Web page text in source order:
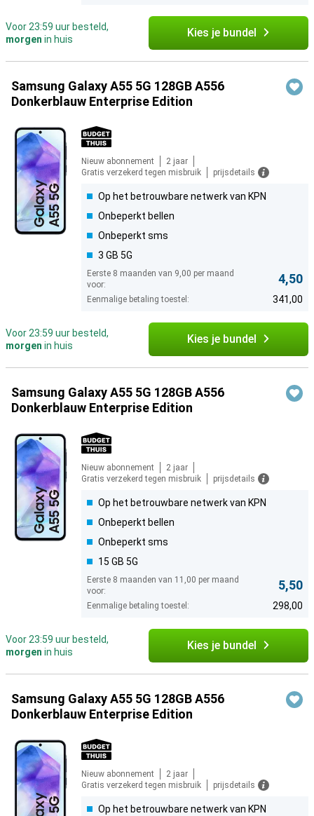
Voor 23:59 uur besteld,
morgen in huis Kies je bundel
Samsung Galaxy A55 5G 128GB A556
Donkerblauw Enterprise Edition
Nieuw abonnement
2 jaar
Gratis verzekerd tegen misbruik
prijsdetails
Op het betrouwbare netwerk van KPN
Onbeperkt bellen
Onbeperkt sms
3 GB 5G
Eerste 8 maanden van 9,00 per maand
voor:
4,50
Eenmalige betaling toestel: 341,00
Voor 23:59 uur besteld,
morgen in huis Kies je bundel
Samsung Galaxy A55 5G 128GB A556
Donkerblauw Enterprise Edition
Nieuw abonnement
2 jaar
Gratis verzekerd tegen misbruik
prijsdetails
Op het betrouwbare netwerk van KPN
Onbeperkt bellen
Onbeperkt sms
15 GB 5G
Eerste 8 maanden van 11,00 per maand
voor:
5,50
Eenmalige betaling toestel: 298,00
Voor 23:59 uur besteld,
morgen in huis Kies je bundel
Samsung Galaxy A55 5G 128GB A556
Donkerblauw Enterprise Edition
Nieuw abonnement
2 jaar
Gratis verzekerd tegen misbruik
prijsdetails
Op het betrouwbare netwerk van KPN